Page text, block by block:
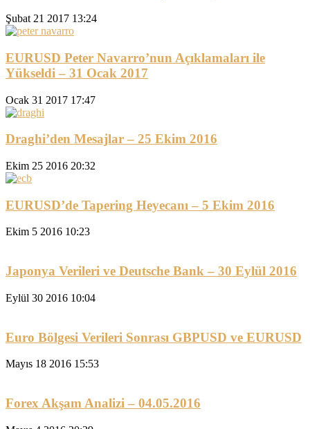
Şubat 21 2017 13:24
EURUSD Peter Navarro’nun Açıklamaları ile
Yükseldi – 31 Ocak 2017
Ocak 31 2017 17:47
Draghi’den Mesajlar – 25 Ekim 2016
Ekim 25 2016 20:32
EURUSD’de Tapering Heyecanı – 5 Ekim 2016
Ekim 5 2016 10:23
Japonya Verileri ve Deutsche Bank – 30 Eylül 2016
Eylül 30 2016 10:04
Euro Bölgesi Verileri Sonrası GBPUSD ve EURUSD
Mayıs 18 2016 15:53
Forex Akşam Analizi – 04.05.2016